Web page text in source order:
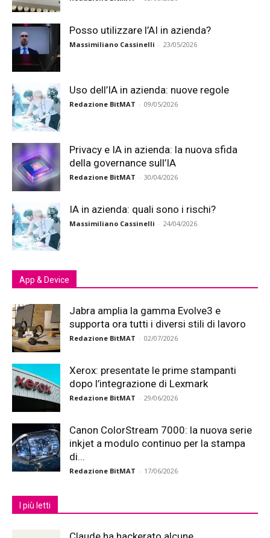
Posso utilizzare l’AI in azienda?
Massimiliano Cassinelli - 23/05/2026
Uso dell’IA in azienda: nuove regole
Redazione BitMAT - 09/05/2026
Privacy e IA in azienda: la nuova sfida
della governance sull’IA
Redazione BitMAT - 30/04/2026
IA in azienda: quali sono i rischi?
Massimiliano Cassinelli - 24/04/2026
App & Device
Jabra amplia la gamma Evolve3 e
supporta ora tutti i diversi stili di lavoro
Redazione BitMAT - 02/07/2026
Xerox: presentate le prime stampanti
dopo l’integrazione di Lexmark
Redazione BitMAT - 29/06/2026
Canon ColorStream 7000: la nuova serie
inkjet a modulo continuo per la stampa
di...
Redazione BitMAT - 17/06/2026
I più letti